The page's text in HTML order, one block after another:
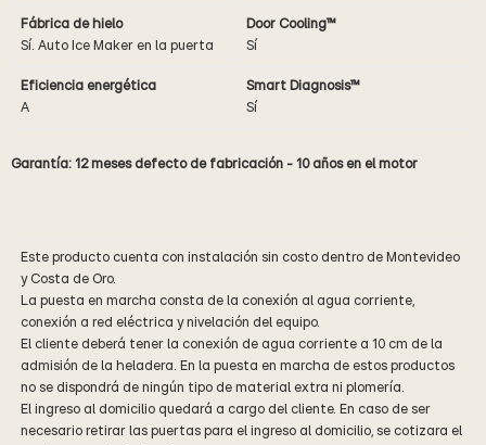
Fábrica de hielo
Sí. Auto Ice Maker en la puerta
Door Cooling™
Sí
Eficiencia energética
A
Smart Diagnosis™
Sí
Garantía: 12 meses defecto de fabricación - 10 años en el motor
Este producto cuenta con instalación sin costo dentro de Montevideo
y Costa de Oro.
La puesta en marcha consta de la conexión al agua corriente,
conexión a red eléctrica y nivelación del equipo.
El cliente deberá tener la conexión de agua corriente a 10 cm de la
admisión de la heladera. En la puesta en marcha de estos productos
no se dispondrá de ningún tipo de material extra ni plomería.
El ingreso al domicilio quedará a cargo del cliente. En caso de ser
necesario retirar las puertas para el ingreso al domicilio, se cotizara el